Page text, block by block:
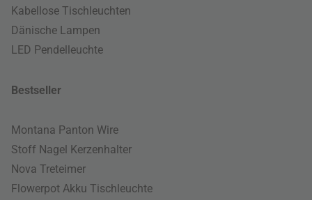
Kabellose Tischleuchten
Dänische Lampen
LED Pendelleuchte
Bestseller
Montana Panton Wire
Stoff Nagel Kerzenhalter
Nova Treteimer
Flowerpot Akku Tischleuchte